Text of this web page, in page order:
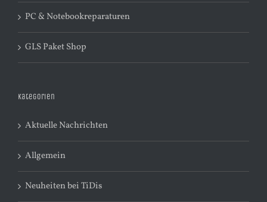
PC & Notebookreparaturen
GLS Paket Shop
Kategorien
Aktuelle Nachrichten
Allgemein
Neuheiten bei TiDis